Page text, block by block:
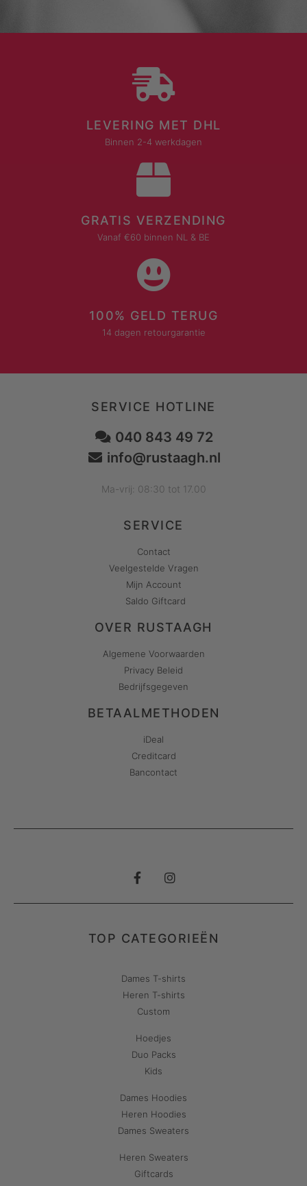
LEVERING MET DHL
Binnen 2-4 werkdagen
GRATIS VERZENDING
Vanaf €60 binnen NL & BE
100% GELD TERUG
14 dagen retourgarantie
SERVICE HOTLINE
040 843 49 72
info@rustaagh.nl
Ma-vrij: 08:30 tot 17.00
SERVICE
Contact
Veelgestelde Vragen
Mijn Account
Saldo Giftcard
OVER RUSTAAGH
Algemene Voorwaarden
Privacy Beleid
Bedrijfsgegeven
BETAALMETHODEN
iDeal
Creditcard
Bancontact
TOP CATEGORIEËN
Dames T-shirts
Heren T-shirts
Custom
Hoedjes
Duo Packs
Kids
Dames Hoodies
Heren Hoodies
Dames Sweaters
Heren Sweaters
Giftcards